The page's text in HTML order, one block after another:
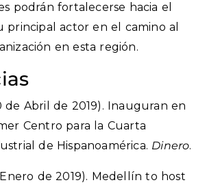
podrán fortalecerse hacia el
principal actor en el camino al
en esta región.
de Abril de 2019). Inauguran en
Centro para la Cuarta
de Hispanoamérica. Dinero.
Enero de 2019). Medellín to host